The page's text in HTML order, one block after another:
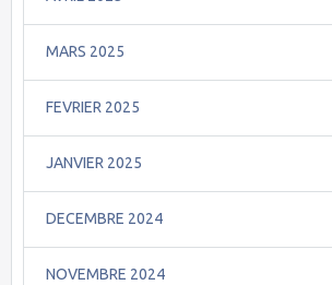
MARS 2025
FEVRIER 2025
JANVIER 2025
DECEMBRE 2024
NOVEMBRE 2024